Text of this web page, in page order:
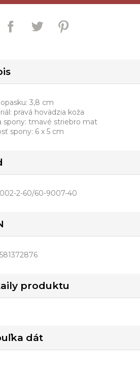
3,8 cm
pravá hovädzia koža
spony: tmavé striebro mat
spony: 6 x 5 cm
2-60/60-9007-40
produktu
dát